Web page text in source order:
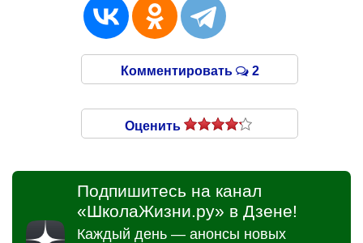
Комментировать 2
Оценить
Подпишитесь на канал
«ШколаЖизни.ру» в Дзене!
Каждый день — анонсы новых